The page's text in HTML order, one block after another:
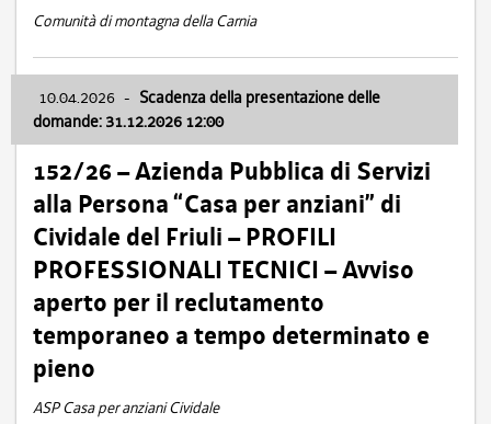
Comunità di montagna della Carnia
10.04.2026 - Scadenza della presentazione delle
domande: 31.12.2026 12:00
152/26 – Azienda Pubblica di Servizi
alla Persona “Casa per anziani” di
Cividale del Friuli – PROFILI
PROFESSIONALI TECNICI – Avviso
aperto per il reclutamento
temporaneo a tempo determinato e
pieno
ASP Casa per anziani Cividale